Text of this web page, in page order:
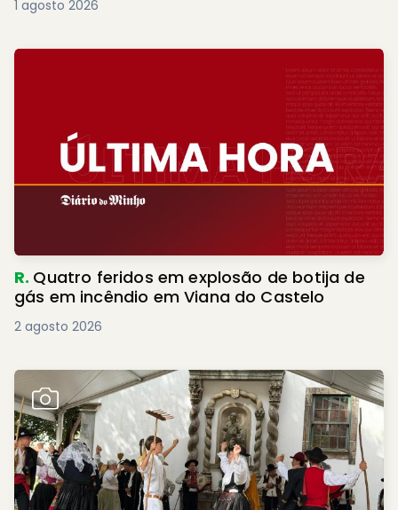
1 agosto 2026
R. Quatro feridos em explosão de botija de
gás em incêndio em Viana do Castelo
2 agosto 2026